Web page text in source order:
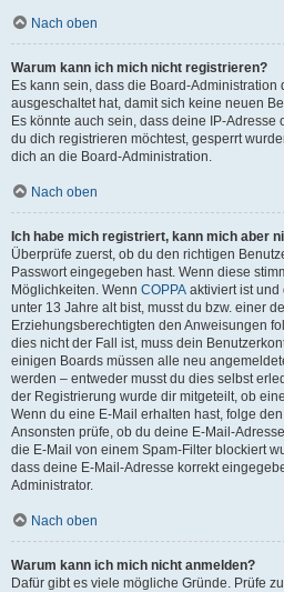
Nach oben
Warum kann ich mich nicht registrieren?
Es kann sein, dass die Board-
ausgeschaltet hat, damit sich keine neuen
Es könnte auch sein, dass deine IP-Adresse
du dich registrieren möchtest, gesperrt
dich an die Board-Administration.
Nach oben
Ich habe mich registriert, kann mich aber
Überprüfe zuerst, ob du den richtigen
Passwort eingegeben hast. Wenn diese
Möglichkeiten. Wenn COPPA aktiviert ist und
unter 13 Jahre alt bist, musst du bzw. einer
Erziehungsberechtigten den Anweisungen
dies nicht der Fall ist, muss dein
einigen Boards müssen alle neu
werden – entweder musst du dies selbst
der Registrierung wurde dir mitgeteilt, ob
Wenn du eine E-Mail erhalten hast, folge
Ansonsten prüfe, ob du deine E-Mail-
die E-Mail von einem Spam-Filter blockiert
dass deine E-Mail-Adresse korrekt
Administrator.
Nach oben
Warum kann ich mich nicht anmelden?
Dafür gibt es viele mögliche Gründe. Prüfe